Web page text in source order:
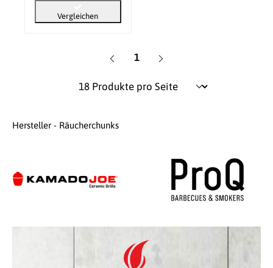
Vergleichen
Seite
1
Hersteller - Räucherchunks